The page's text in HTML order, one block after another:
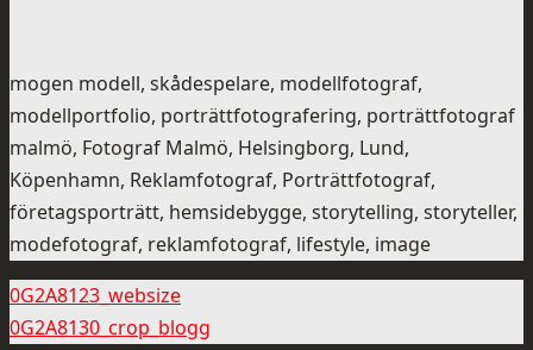
mogen modell, skådespelare, modellfotograf,
modellportfolio, porträttfotografering, porträttfotograf
malmö, Fotograf Malmö, Helsingborg, Lund,
Köpenhamn, Reklamfotograf, Porträttfotograf,
företagsporträtt, hemsidebygge, storytelling, storyteller,
modefotograf, reklamfotograf, lifestyle, image
0G2A8123_websize
0G2A8130_crop_blogg